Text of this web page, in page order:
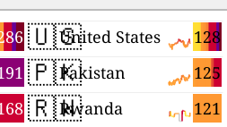
🇺🇸 128
United States
🇵🇰 125
Pakistan
🇷🇼 121
Rwanda